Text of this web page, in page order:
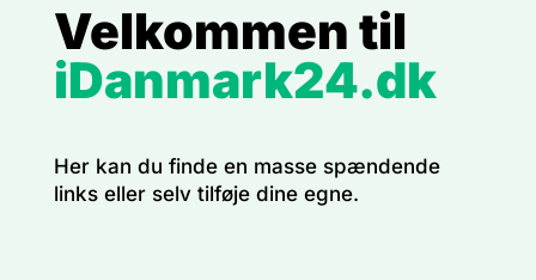
Velkommen til
iDanmark24.dk
Her kan du finde en masse spændende
links eller selv tilføje dine egne.